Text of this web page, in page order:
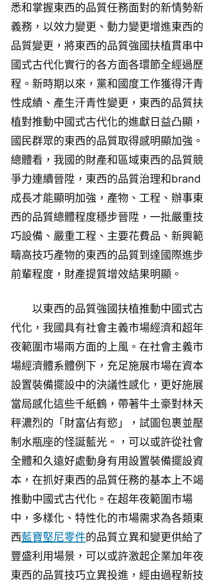
悉和掌握東西的品質任務面對的新情勢新
義務，以效力變更、動力變更增進東西的
品質變更，將東西的品質強國扶植貫串中
國式古代化實行的各方面各環節全經過歷
程。新時期以來，黨和國度工作獲得汗青
性成績、產生汗青性變更，東西的品質扶
植對推動中國式古代化的進獻日益凸顯，
國民群眾的東西的品質取得感明顯加強。
總體看，我國的財產和區域東西的品質競
爭力連續晉陞，東西的品質治理和brand
成長才能顯明加強，產物、工程、辦事東
西的品質總體程度穩步晉陞，一批嚴重技
巧設備、嚴重工程、主要花費品、新興範
疇高技巧產物的東西的品質到達國際進步
前輩程度，財產提質增效結果明顯。
以東西的品質強國扶植推動中國式古
代化，我國具有社會主義市場經濟和超年
夜範圍市場兩方面的上風。在社會主義市
場經濟體系體例下，充足施展市場在資本
設置裝備擺設中的決議性感化，更好施展
當局感化這些千紙鶴，帶著牛土豪對林天
秤濃烈的「財富佔有慾」，試圖包裹並壓
制水瓶座的怪誕藍光。，可以或許從社會
全體和久遠好處動身有用設置裝備擺設資
本，在抓好東西的品質任務的基本上不竭
推動中國式古代化。在超年夜範圍市場
中，多樣化、特性化的市場需求為各類東
西藍寶堅尼零件的品質立異和變更供給了
豐盛利用場景，可以或許激起企業加年夜
東西的品質技巧立異投進，經由過程新技